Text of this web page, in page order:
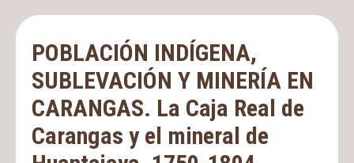
POBLACIÓN INDÍGENA,
SUBLEVACIÓN Y MINERÍA EN
CARANGAS. La Caja Real de
Carangas y el mineral de